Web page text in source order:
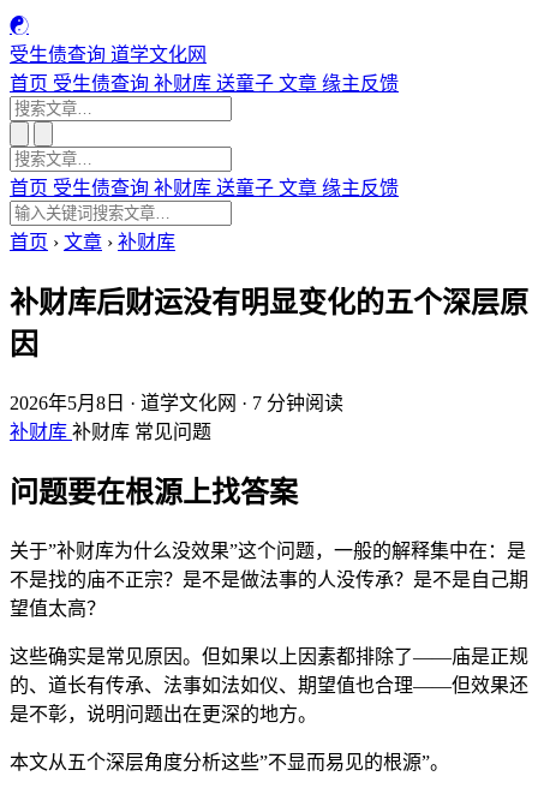
☯
受生债查询 道学文化网
首页 受生债查询 补财库 送童子 文章 缘主反馈
首页 受生债查询 补财库 送童子 文章 缘主反馈
首页 › 文章 › 补财库
补财库后财运没有明显变化的五个深层原
因
2026年5月8日 · 道学文化网 · 7 分钟阅读
补财库 补财库 常见问题
问题要在根源上找答案
关于”补财库为什么没效果”这个问题，一般的解释集中在：是
不是找的庙不正宗？是不是做法事的人没传承？是不是自己期
望值太高？
这些确实是常见原因。但如果以上因素都排除了——庙是正规
的、道长有传承、法事如法如仪、期望值也合理——但效果还
是不彰，说明问题出在更深的地方。
本文从五个深层角度分析这些”不显而易见的根源”。